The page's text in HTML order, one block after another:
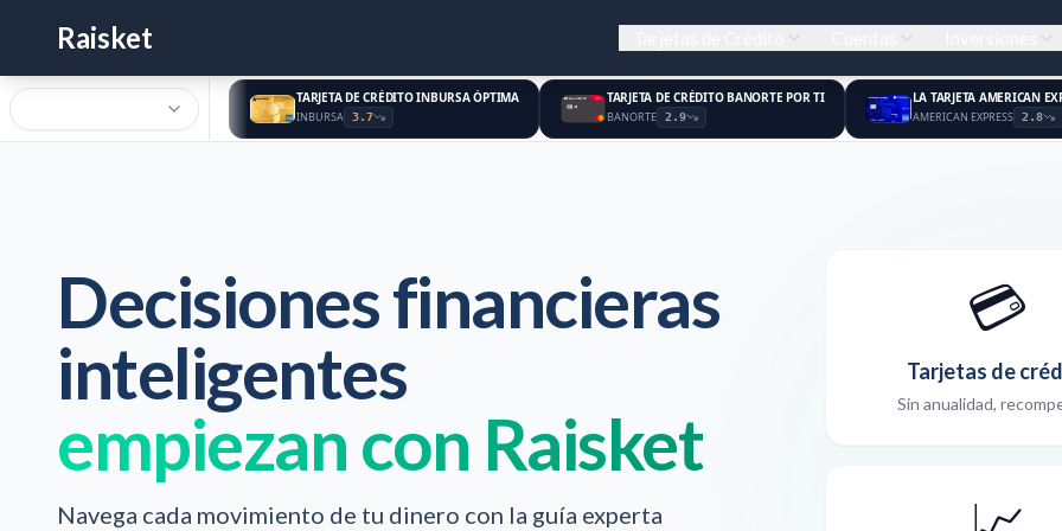
Raisket
TARJETA DE CRÉDITO INBURSA ÓPTIMA
INBURSA 3.7
TARJETA DE CRÉDITO BANORTE POR TI
BANORTE 2.9
LA TARJETA AMERICAN
AMERICAN EXPRESS 2.8
Decisiones financieras
inteligentes
empiezan con Raisket
Navega cada movimiento de tu dinero con la guía experta
💳
Tarjetas de
Sin anualidad,